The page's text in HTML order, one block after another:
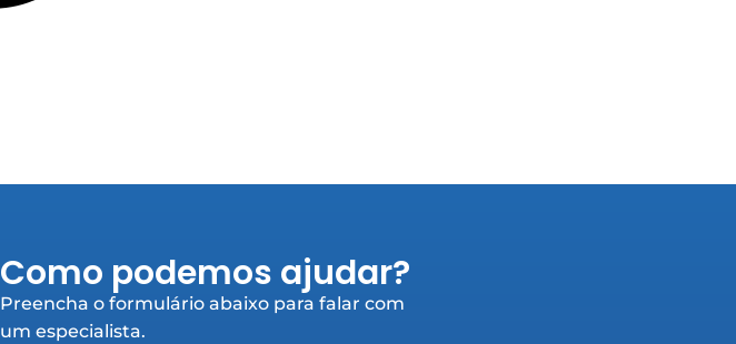
Como podemos ajudar?
Preencha o formulário abaixo para falar com
um especialista.